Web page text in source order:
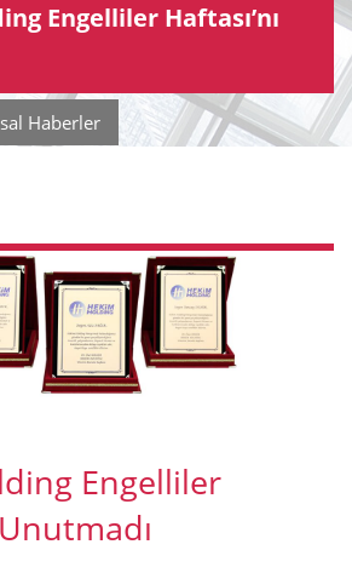
Engelliler Haftası’nı
Haberler
Engelliler